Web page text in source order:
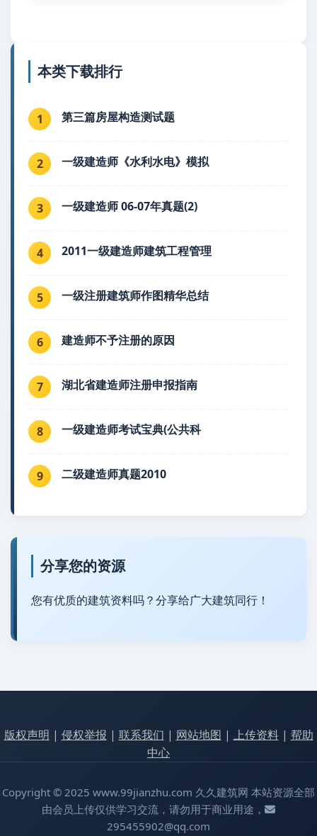
本类下载排行
1 第三篇房屋构造测试题
2 一级建造师《水利水电》模拟
3 一级建造师 06-07年真题(2)
4 2011一级建造师建筑工程管理
5 一级注册建筑师作图精华总结
6 建造师不予注册的原因
7 湖北省建造师注册申报指南
8 一级建造师考试宝典(公共科
9 二级建造师真题2010
分享您的资源
您有优质的建筑资料吗？分享给广大建筑同行！
版权声明 | 侵权举报 | 联系我们 | 网站地图 | 上传资料| 帮助
中心
Copyright © 2025 www.99jianzhu.com 久久建筑网 本站资源全部
由会员上传仅供学习交流，请勿用于商业用途，
295455902@qq.com